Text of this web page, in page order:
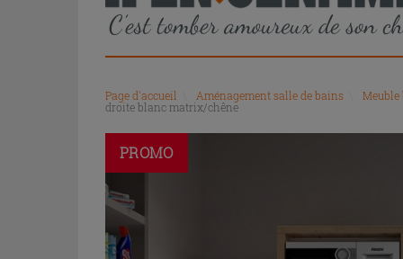
Page d'accueil Aménagement salle de bains Meuble
droite blanc matrix/chêne
PROMO